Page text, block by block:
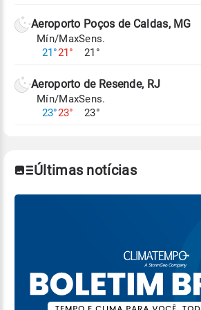
Aeroporto Poços de Caldas, MG
Mín/Max
21°21°
Sens.
21°
Aeroporto de Resende, RJ
Mín/Max
23°23°
Sens.
23°
Últimas notícias